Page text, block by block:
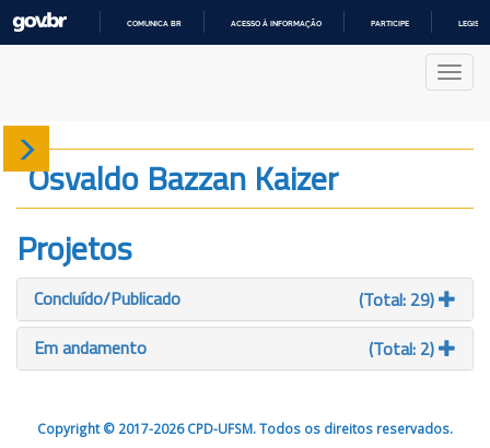
COMUNICA BR ACESSO À INFORMAÇÃO PARTICIPE
Sobre
Produção
Projetos
Gráficos
Osvaldo Bazzan Kaizer
Projetos
Concluído/Publicado
(Total: 29)
Em andamento
(Total: 2)
Copyright © 2017-2026 CPD-UFSM. Todos os direitos reservados.